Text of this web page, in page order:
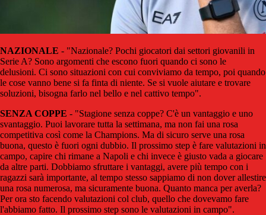
NAZIONALE - "Nazionale? Pochi giocatori dai settori giovanili in
Serie A? Sono argomenti che escono fuori quando ci sono le
delusioni. Ci sono situazioni con cui conviviamo da tempo, poi quando
le cose vanno bene si fa finta di niente. Se si vuole aiutare e trovare
soluzioni, bisogna farlo nel bello e nel cattivo tempo".
SENZA COPPE - "Stagione senza coppe? C'è un vantaggio e uno
svantaggio. Puoi lavorare tutta la settimana, ma non fai una rosa
competitiva così come la Champions. Ma di sicuro serve una rosa
buona, questo è fuori ogni dubbio. Il prossimo step è fare valutazioni in
campo, capire chi rimane a Napoli e chi invece è giusto vada a giocare
da altre parti. Dobbiamo sfruttare i vantaggi, avere più tempo con i
ragazzi sarà importante, al tempo stesso sappiamo di non dover allestire
una rosa numerosa, ma sicuramente buona. Quanto manca per averla?
Per ora sto facendo valutazioni col club, quello che dovevamo fare
l'abbiamo fatto. Il prossimo step sono le valutazioni in campo".